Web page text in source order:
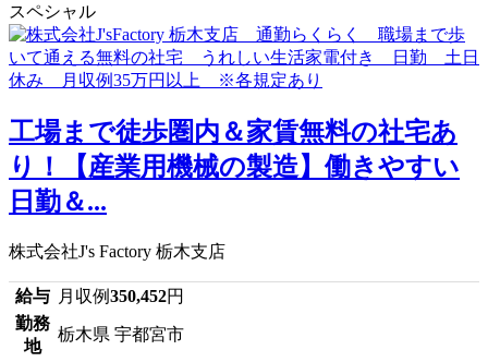
スペシャル
工場まで徒歩圏内＆家賃無料の社宅あ
り！【産業用機械の製造】働きやすい
日勤＆...
株式会社J's Factory 栃木支店
給与 月収例350,452円
勤務
地
栃木県 宇都宮市